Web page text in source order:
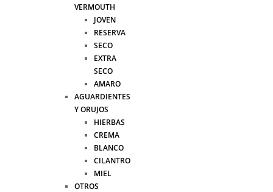
VERMOUTH
JOVEN
RESERVA
SECO
EXTRA
SECO
AMARO
AGUARDIENTES
Y ORUJOS
HIERBAS
CREMA
BLANCO
CILANTRO
MIEL
OTROS